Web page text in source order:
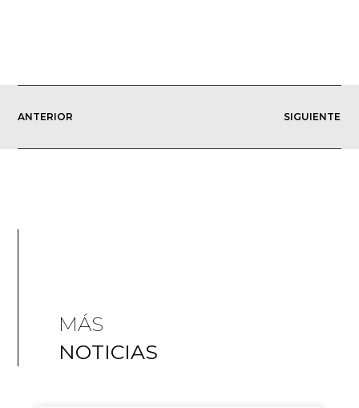
ANTERIOR SIGUIENTE
MÁS
NOTICIAS